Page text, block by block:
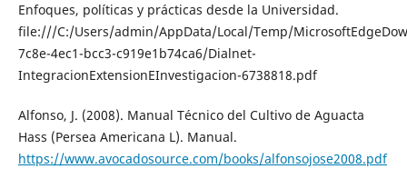
Enfoques, políticas y prácticas desde la Universidad.
file:///C:/Users/admin/AppData/Local/Temp/
7c8e-4ec1-bcc3-c919e1b74ca6/Dialnet-
IntegracionExtensionEInvestigacion-6738818.pdf
Alfonso, J. (2008). Manual Técnico del Cultivo de Aguacta
Hass (Persea Americana L). Manual.
https://www.avocadosource.com/books/alfonsojose2008.pdf